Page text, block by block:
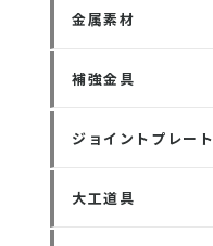
金属素材
補強金具
ジョイントプレート
大工道具